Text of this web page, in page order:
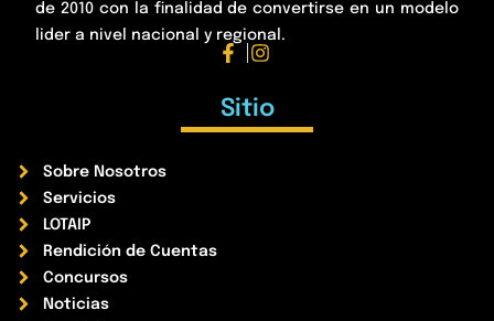
de 2010 con la finalidad de convertirse en un modelo
lider a nivel nacional y regional.
Sitio
Sobre Nosotros
Servicios
LOTAIP
Rendición de Cuentas
Concursos
Noticias